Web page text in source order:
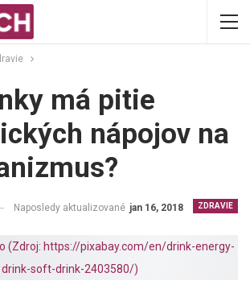
má pitie
nápojov na
ZDRAVIE
Naposledy aktualizované jan 16, 2018